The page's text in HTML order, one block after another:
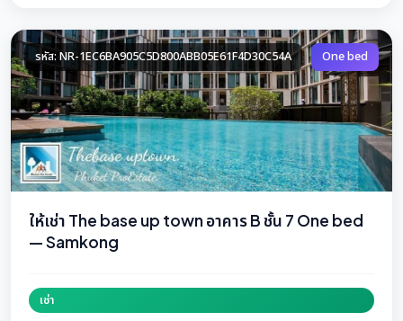
รหัส: NR-1EC6BA905C5D800ABB05E61F4D30C54A One bed
ให้เช่า The base up town อาคาร B ชั้น 7 One bed
— Samkong
เช่า